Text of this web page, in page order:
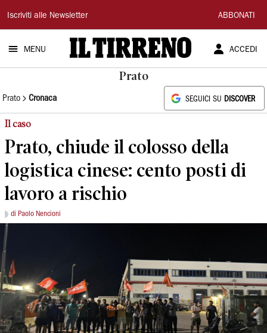
Il
Tirreno
Iscriviti alle Newsletter ABBONATI
MENU ACCEDI
Prato
Prato Cronaca SEGUICI SU DISCOVER
Il caso
Prato, chiude il colosso della
logistica cinese: cento posti di
lavoro a rischio
di Paolo Nencioni